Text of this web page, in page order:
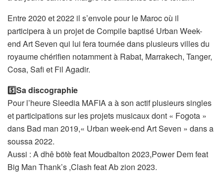
Entre 2020 et 2022 il s’envole pour le Maroc où il
participera à un projet de Compile baptisé Urban Week-
end Art Seven qui lui fera tournée dans plusieurs villes du
royaume chérifien notamment à Rabat, Marrakech, Tanger,
Cosa, Safi et Fil Agadir.
5️⃣Sa discographie
Pour l’heure Sleedia MAFIA a à son actif plusieurs singles
et participations sur les projets musicaux dont « Fogota »
dans Bad man 2019,« Urban week-end Art Seven » dans a
soussa 2022.
Aussi : A dhê bötè feat Moudbalton 2023,Power Dem feat
Big Man Thank’s ,Clash feat Ab zion 2023.